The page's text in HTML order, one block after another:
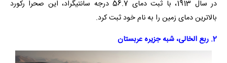
در سال 1913، با ثبت دمای 56.7 درجه سانتیگراد، این صحرا رکورد
بالاترین دمای زمین را به نام خود ثبت کرد.
2. ربع‌ الخالی، شبه جزیره عربستان